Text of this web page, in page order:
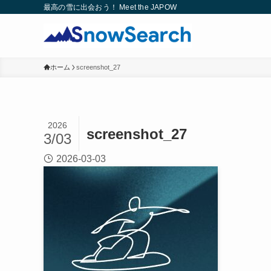
最高の雪に出会おう！ Meet the JAPOW
ホーム screenshot_27
screenshot_27
2026
3/03
2026-03-03